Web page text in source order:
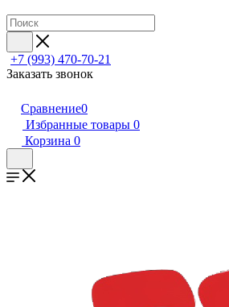
+7 (993) 470-70-21
Заказать звонок
Сравнение0
Избранные товары 0
Корзина 0